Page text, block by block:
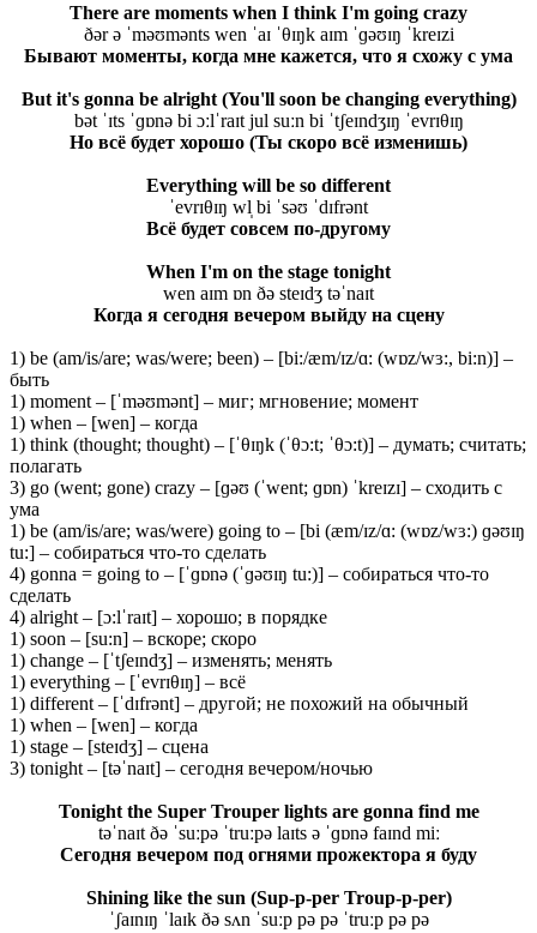
There are moments when I think I'm going crazy
ðər ə ˈməʊmənts wen ˈaɪ ˈθɪŋk aɪm ˈɡəʊɪŋ ˈkreɪzi
Бывают моменты, когда мне кажется, что я схожу с ума
But it's gonna be alright (You'll soon be changing everything)
bət ˈɪts ˈɡɒnə bi ɔːlˈraɪt jul suːn bi ˈtʃeɪndʒɪŋ ˈevrɪθɪŋ
Но всё будет хорошо (Ты скоро всё изменишь)
Everything will be so different
ˈevrɪθɪŋ wl̩ bi ˈsəʊ ˈdɪfrənt
Всё будет совсем по-другому
When I'm on the stage tonight
wen aɪm ɒn ðə steɪdʒ təˈnaɪt
Когда я сегодня вечером выйду на сцену
1) be (am/is/are; was/were; been) – [bi:/æm/ɪz/ɑ: (wɒz/wɜ:, bi:n)] –
быть
1) moment – [ˈməʊmənt] – миг; мгновение; момент
1) when – [wen] – когда
1) think (thought; thought) – [ˈθɪŋk (ˈθɔ:t; ˈθɔ:t)] – думать; считать;
полагать
3) go (went; gone) crazy – [ɡəʊ (ˈwent; ɡɒn) ˈkreɪzɪ] – сходить с
ума
1) be (am/is/are; was/were) going to – [bi (æm/ɪz/ɑ: (wɒz/wɜ:) ɡəʊɪŋ
tu:] – собираться что-то сделать
4) gonna = going to – [ˈɡɒnə (ˈɡəʊɪŋ tu:)] – собираться что-то
сделать
4) alright – [ɔ:lˈraɪt] – хорошо; в порядке
1) soon – [su:n] – вскоре; скоро
1) change – [ˈtʃeɪndʒ] – изменять; менять
1) everything – [ˈevrɪθɪŋ] – всё
1) different – [ˈdɪfrənt] – другой; не похожий на обычный
1) when – [wen] – когда
1) stage – [steɪdʒ] – сцена
3) tonight – [təˈnaɪt] – сегодня вечером/ночью
Tonight the Super Trouper lights are gonna find me
təˈnaɪt ðə ˈsuːpə ˈtruːpə laɪts ə ˈɡɒnə faɪnd miː
Сегодня вечером под огнями прожектора я буду
Shining like the sun (Sup-p-per Troup-p-per)
ˈʃaɪnɪŋ ˈlaɪk ðə sʌn ˈsuːp pə pə ˈtruːp pə pə